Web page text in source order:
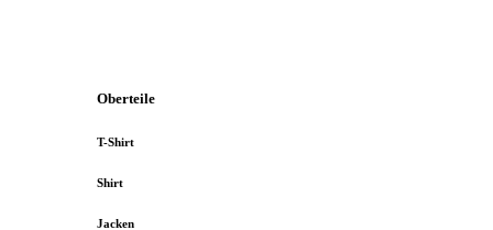
Oberteile
T-Shirt
Shirt
Jacken